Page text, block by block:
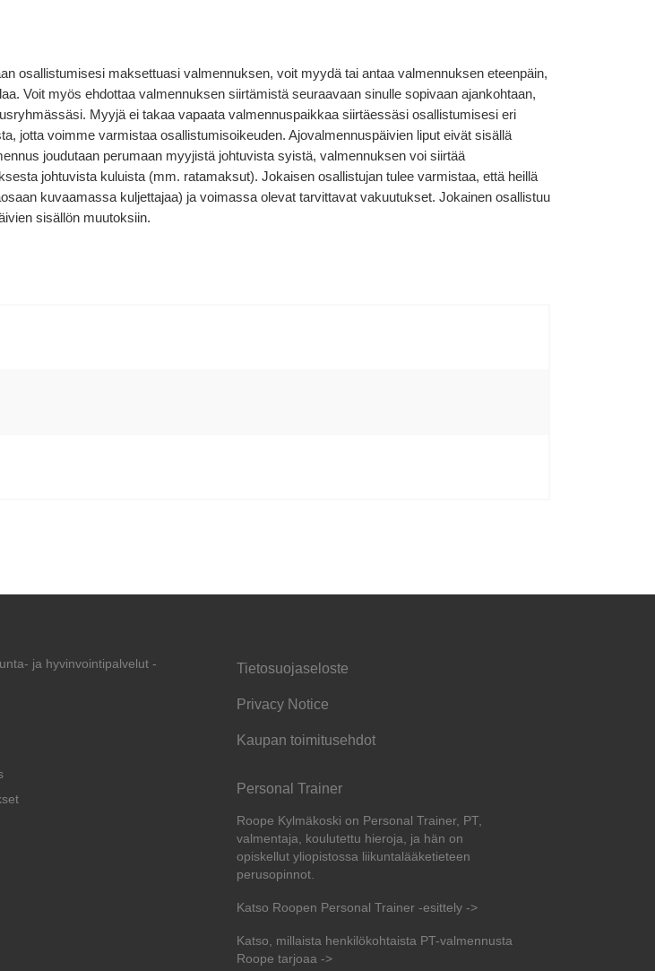
osallistumisesi maksettuasi valmennuksen, voit myydä tai antaa valmennuksen eteenpäin,
Voit myös ehdottaa valmennuksen siirtämistä seuraavaan sinulle sopivaan ajankohtaan,
Myyjä ei takaa vapaata valmennuspaikkaa siirtäessäsi osallistumisesi eri
jotta voimme varmistaa osallistumisoikeuden. Ajovalmennuspäivien liput eivät sisällä
joudutaan perumaan myyjistä johtuvista syistä, valmennuksen voi siirtää
johtuvista kuluista (mm. ratamaksut). Jokaisen osallistujan tulee varmistaa, että heillä
kuvaamassa kuljettajaa) ja voimassa olevat tarvittavat vakuutukset. Jokainen osallistuu
sisällön muutoksiin.
Tietosuojaseloste
Privacy Notice
Kaupan toimitusehdot
Personal Trainer
Roope Kylmäkoski on Personal Trainer, PT,
valmentaja, koulutettu hieroja, ja hän on
opiskellut yliopistossa liikuntalääketieteen
perusopinnot.
Katso Roopen Personal Trainer -esittely ->
Katso, millaista henkilökohtaista PT-valmennusta
Roope tarjoaa ->